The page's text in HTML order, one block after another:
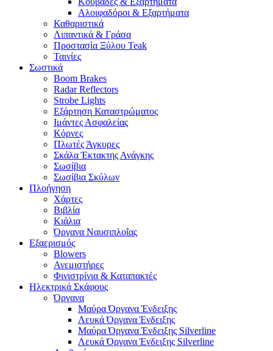
Αλοιφαδόροι & Εξαρτήματα
Καθαριστικά
Λιπαντικά & Γράσα
Προστασία Ξύλου Teak
Ταινίες
Σωστικά
Boom Brakes
Radar Reflectors
Strobe Lights
Εξάρτηση Καταστρώματος
Ιμάντες Ασφαλείας
Κόρνες
Πλωτές Άγκυρες
Σκάλα Έκτακτης Ανάγκης
Σωσίβια
Σωσίβια Σκύλων
Πλοήγηση
Χάρτες
Βιβλία
Κιάλια
Όργανα Ναυσιπλοΐας
Εξαερισμός
Blowers
Ανεμιστήρες
Φινιστρίνια & Καταπακτές
Ηλεκτρικά Σκάφους
Όργανα
Μαύρα Όργανα Ένδειξης
Λευκά Όργανα Ένδειξης
Μαύρα Όργανα Ένδειξης Silverline
Λευκά Όργανα Ένδειξης Silverline